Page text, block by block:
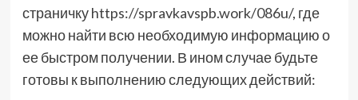
страничкуhttps://spravkavspb.work/086u/, где
можно найти всю необходимую информацию о
ее быстром получении. В ином случае будьте
готовы к выполнению следующих действий: